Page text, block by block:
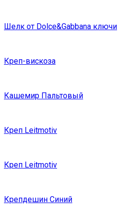
Шелк от Dolce&Gabbana ключи
Креп-вискоза
Кашемир Пальтовый
Креп Leitmotiv
Креп Leitmotiv
Крепдешин Синий